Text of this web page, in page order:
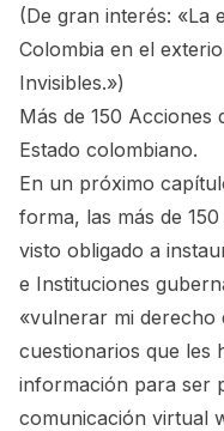
(De gran interés: «La
Colombia en el
Invisibles.»)
Más de 150 Acciones
Estado colombiano.
En un próximo
forma, las más de
visto obligado a
e Instituciones
«vulnerar mi derecho
cuestionarios que les
información para ser
comunicación virtual